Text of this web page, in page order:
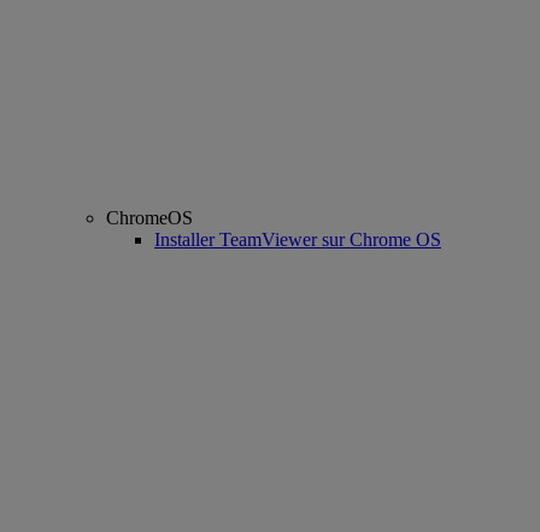
ChromeOS
Installer TeamViewer sur Chrome OS